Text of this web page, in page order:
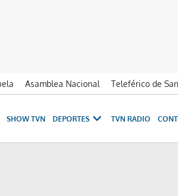
Asamblea Nacional
Teleférico de
SHOW TVN DEPORTES TVN RADIO